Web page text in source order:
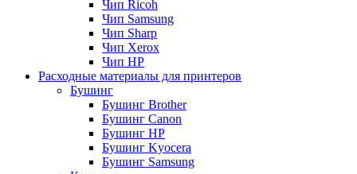
Чип Ricoh
Чип Samsung
Чип Sharp
Чип Xerox
Чип НР
Расходные материалы для принтеров
Бушинг
Бушинг Brother
Бушинг Canon
Бушинг HP
Бушинг Kyocera
Бушинг Samsung